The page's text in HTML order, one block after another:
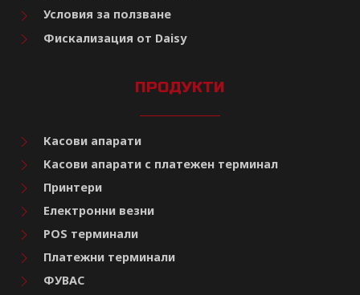
Условия за ползване
Фискализация от Daisy
ПРОДУКТИ
Касови апарати
Касови апарати с платежен терминал
Принтери
Електронни везни
POS терминали
Платежни терминали
ФУВАС